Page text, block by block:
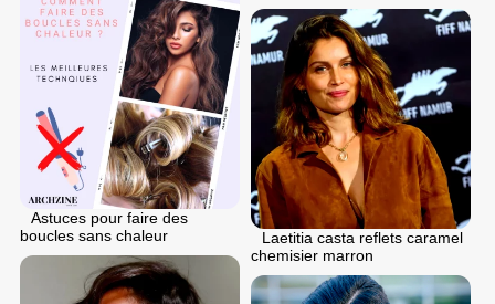
Astuces pour faire des
boucles sans chaleur
Laetitia casta reflets caramel
chemisier marron